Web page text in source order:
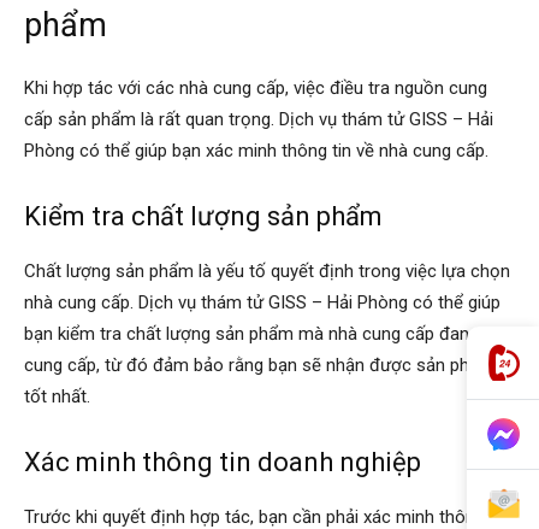
phẩm
Khi hợp tác với các nhà cung cấp, việc điều tra nguồn cung
cấp sản phẩm là rất quan trọng. Dịch vụ thám tử GISS – Hải
Phòng có thể giúp bạn xác minh thông tin về nhà cung cấp.
Kiểm tra chất lượng sản phẩm
Chất lượng sản phẩm là yếu tố quyết định trong việc lựa chọn
nhà cung cấp. Dịch vụ thám tử GISS – Hải Phòng có thể giúp
bạn kiểm tra chất lượng sản phẩm mà nhà cung cấp đang
cung cấp, từ đó đảm bảo rằng bạn sẽ nhận được sản phẩm
tốt nhất.
Xác minh thông tin doanh nghiệp
Trước khi quyết định hợp tác, bạn cần phải xác minh thông tin